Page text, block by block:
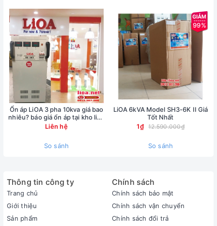
Ổn áp LiOA 3 pha 10kva giá bao
nhiêu? báo giá ổn áp tại kho lioa
Nhật Linh
Liên hệ
So sánh
99%
LiOA 6kVA Model SH3-6K II Giá
Tốt Nhất
1₫
12.590.000₫
So sánh
Thông tin công ty
Trang chủ
Giới thiệu
Sản phẩm
Chính sách
Chính sách bảo mật
Chính sách vận chuyển
Chính sách đổi trả